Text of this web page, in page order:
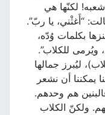
لكنّها هي
“أَغثْني، يا ربّ”.
بكلمات وُدّه،
للكلاب”.
ليُبرز جمالها
يمكننا أن نشعر
هم وحدهم.
ولكنّ الكلاب